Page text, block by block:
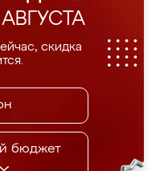
скидка
бюджет